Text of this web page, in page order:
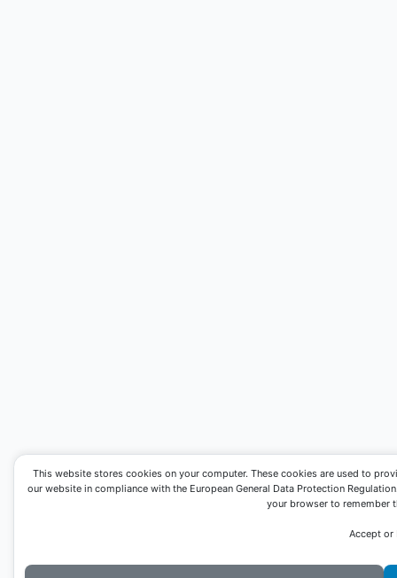
This website stores cookies on your computer. These cookies are used to
our website in compliance with the European General Data Protection
your browser to remember
Accept or